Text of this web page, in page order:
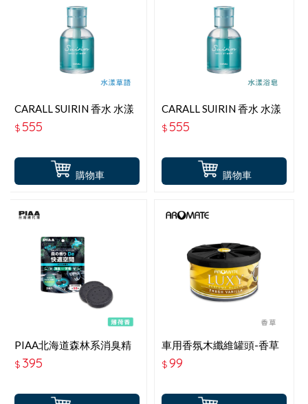
購物車
CARALL SUIRIN 香水 水漾
草語 J3688
$ 555
購物車
CARALL SUIRIN 香水 水漾
浴皂 J3687
$ 555
PIAA北海道森林系消臭精
油 薄荷香 KK-TD2
$ 395
車用香氛木纖維罐頭-香草
$99